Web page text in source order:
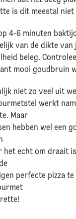
is dit meestal niet
4-6 minuten
van de dikte van
beleg.
mooi goudbruin
niet zo veel uit
werkt
Maar
hebben wel een
het echt om draait
perfecte pizza te